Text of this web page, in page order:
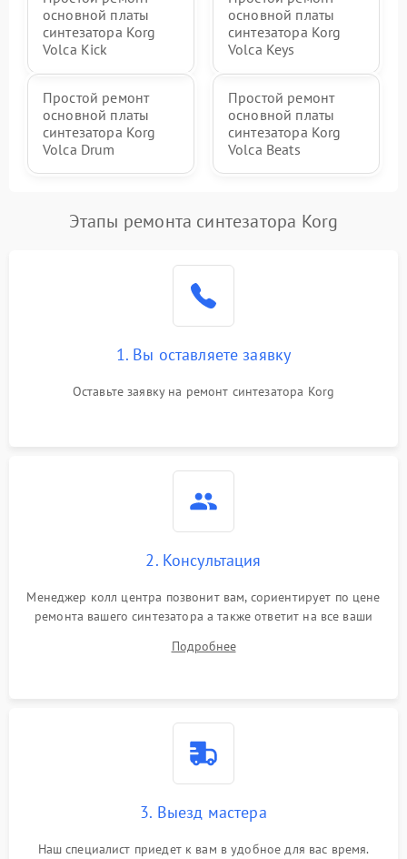
основной платы
синтезатора Korg
Volca Kick
основной платы
синтезатора Korg
Volca Keys
Простой ремонт
основной платы
синтезатора Korg
Volca Drum
Простой ремонт
основной платы
синтезатора Korg
Volca Beats
Этапы ремонта синтезатора Korg
1. Вы оставляете заявку
Оставьте заявку на ремонт синтезатора Korg
2. Консультация
Менеджер колл центра позвонит вам, сориентирует по цене
ремонта вашего синтезатора а также ответит на все ваши
Подробнее
3. Выезд мастера
Наш специалист приедет к вам в удобное для вас время.